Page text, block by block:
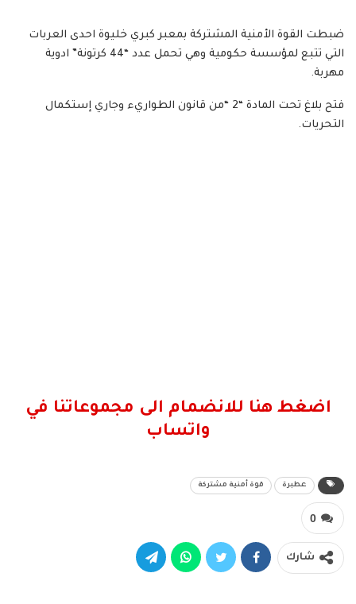
ضبطت القوة الأمنية المشتركة بمعبر كبري خليوة احدى العربات
التي تتبع لمؤسسة حكومية وهي تحمل عدد “44 كرتونة” ادوية
مهربة.
فتح بلاغ تحت المادة “2 “من قانون الطواريء وجاري إستكمال
التحريات.
اضغط هنا للانضمام الى مجموعاتنا في
واتساب
عطبرة قوة أمنية مشتركة
0
شارك